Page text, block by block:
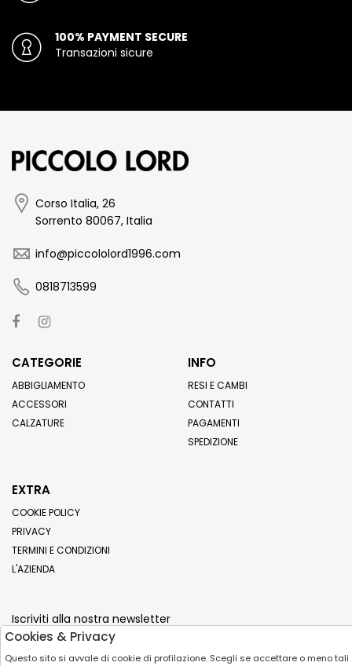
100% PAYMENT SECURE
Transazioni sicure
Corso Italia, 26
Sorrento 80067, Italia
info@piccololord1996.com
0818713599
CATEGORIE
ABBIGLIAMENTO
ACCESSORI
CALZATURE
INFO
RESI E CAMBI
CONTATTI
PAGAMENTI
SPEDIZIONE
EXTRA
COOKIE POLICY
PRIVACY
TERMINI E CONDIZIONI
L'AZIENDA
Iscriviti alla nostra newsletter
Invia
Cookies & Privacy
Questo sito si avvale di cookie di profilazione. Scegli se accettare o meno tali